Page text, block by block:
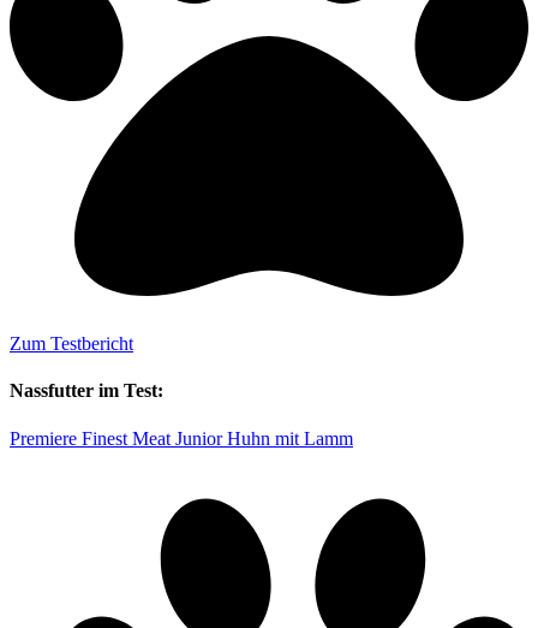
Zum Testbericht
Nassfutter im Test:
Premiere Finest Meat Junior Huhn mit Lamm